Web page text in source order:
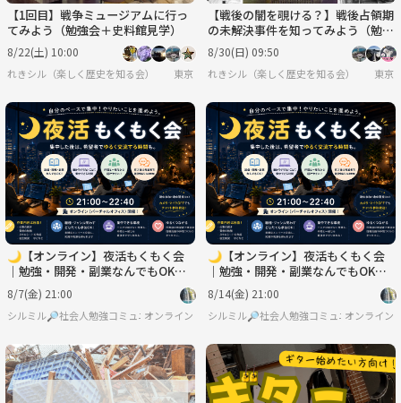
【1回目】戦争ミュージアムに行っ
てみよう（勉強会＋史料館見学）
8/22(土) 10:00
れきシル（楽しく歴史を知る会） 東京
【戦後の闇を覗ける？】戦後占領期
の未解決事件を知ってみよう（勉強
会）
8/30(日) 09:50
れきシル（楽しく歴史を知る会） 東京
🌙【オンライン】夜活もくもく会
｜勉強・開発・副業なんでもOK！
交流会あり
8/7(金) 21:00
シルミル🔎社会人勉強コミュニティオンライン
🌙【オンライン】夜活もくもく会
｜勉強・開発・副業なんでもOK！
交流会あり
8/14(金) 21:00
シルミル🔎社会人勉強コミュニティオンライン